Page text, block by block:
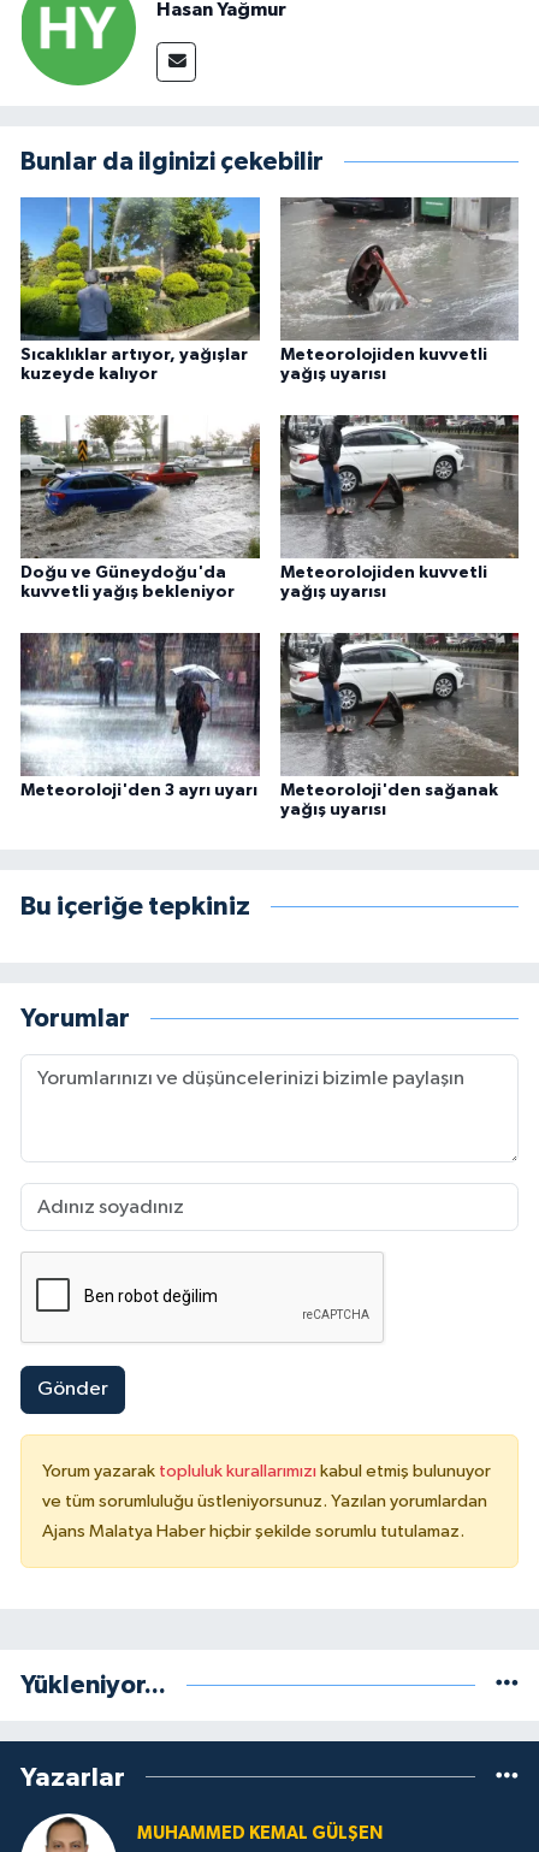
Hasan Yağmur
Bunlar da ilginizi çekebilir
Sıcaklıklar artıyor, yağışlar
kuzeyde kalıyor
Meteorolojiden kuvvetli
yağış uyarısı
Doğu ve Güneydoğu'da
kuvvetli yağış bekleniyor
Meteorolojiden kuvvetli
yağış uyarısı
Meteoroloji'den 3 ayrı uyarı
Meteoroloji'den sağanak
yağış uyarısı
Bu içeriğe tepkiniz
Yorumlar
Gönder
Yorum yazarak topluluk kurallarımızı kabul etmiş bulunuyor
ve tüm sorumluluğu üstleniyorsunuz. Yazılan yorumlardan
Ajans Malatya Haber hiçbir şekilde sorumlu tutulamaz.
Yükleniyor...
Yazarlar
MUHAMMED KEMAL GÜLŞEN